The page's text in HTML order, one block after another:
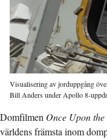
Visualisering av jorduppgång
Bill Anders under Apollo 8-
Domfilmen Once Upon
världens främsta inom